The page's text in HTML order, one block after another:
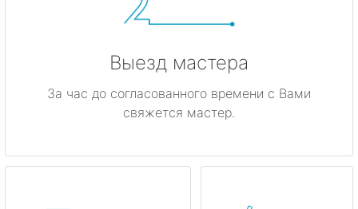
Выезд мастера
За час до согласованного времени с Вами
свяжется мастер.